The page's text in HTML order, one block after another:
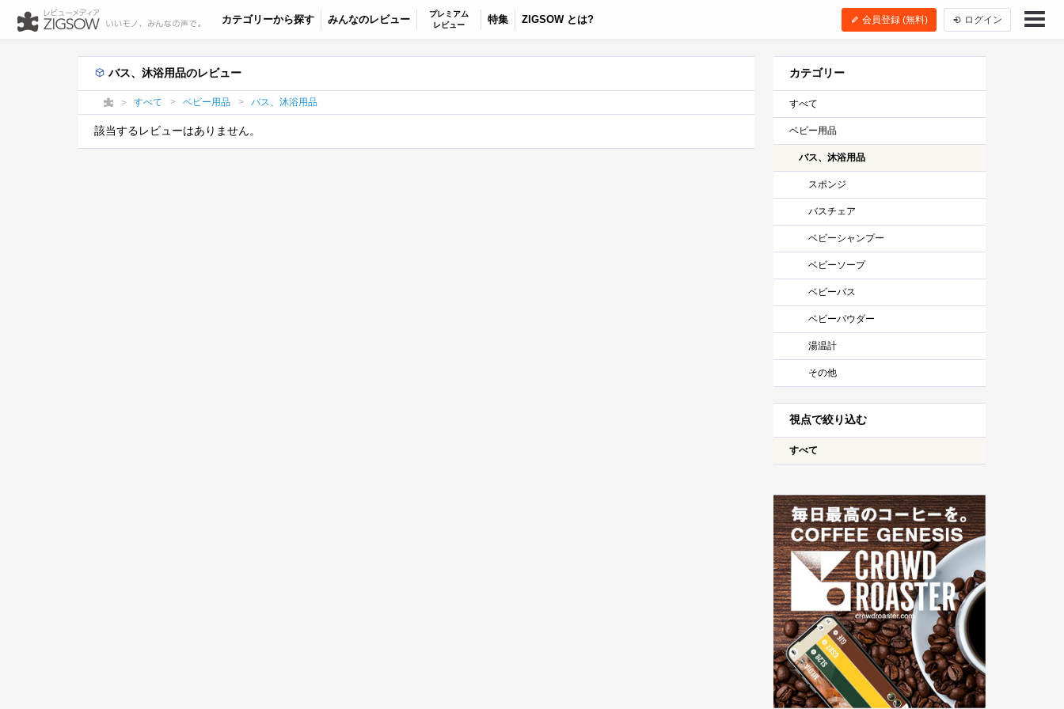
カテゴリーから探す みんなのレビュー
プレミアム
レビュー
特集 ZIGSOW とは? 会員登録 (無料) ログイン
バス、沐浴用品のレビュー
すべて ベビー用品 バス、沐浴用品
該当するレビューはありません。
カテゴリー
すべて
ベビー用品
バス、沐浴用品
スポンジ
バスチェア
ベビーシャンプー
ベビーソープ
ベビーバス
ベビーパウダー
湯温計
その他
視点で絞り込む
すべて